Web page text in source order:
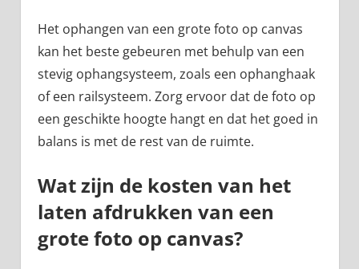
Het ophangen van een grote foto op canvas
kan het beste gebeuren met behulp van een
stevig ophangsysteem, zoals een ophanghaak
of een railsysteem. Zorg ervoor dat de foto op
een geschikte hoogte hangt en dat het goed in
balans is met de rest van de ruimte.
Wat zijn de kosten van het
laten afdrukken van een
grote foto op canvas?